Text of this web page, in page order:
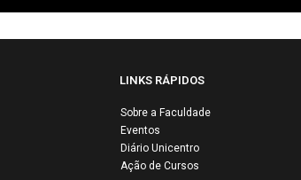
LINKS RÁPIDOS
Sobre a Faculdade
Eventos
Diário Unicentro
Ação de Cursos
UNICENTROMA